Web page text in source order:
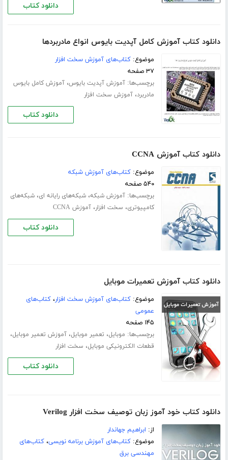
دانلود کتاب
دانلود کتاب آموزش کامل آپدیت بایوس انواع مادربردها
موضوع:کتاب‌های آموزش سخت افزار
۳۷ صفحه
برچسب‌ها:آموزش آپدیت بایوس،آموزش کامل بایوس
مادربرد،آموزش سخت افزار
دانلود کتاب
دانلود کتاب آموزش CCNA
موضوع:کتاب‌های آموزش شبکه
۵۴۰ صفحه
برچسب‌ها:آموزش شبکه،شبکه‌های رایانه‌ ای،شبکه‌های
کامپیوتری، سخت افزار،آموزش CCNA
دانلود کتاب
دانلود کتاب آموزش تعمیرات موبایل‎
موضوع:کتاب‌های آموزش سخت افزار،کتاب‌های
عمومی
۱۴۵ صفحه
برچسب‌ها: موبایل، تعمیر موبایل،آموزش تعمیر موبایل،
قطعات الکترونیکی موبایل، سخت افزار
دانلود کتاب
دانلود کتاب خود آموز زبان توصیف سخت افزار Verilog
از: ابراهیم جهاندار
موضوع:کتاب‌های آموزش برنامه نویسی،کتاب‌های
مهندسی برق